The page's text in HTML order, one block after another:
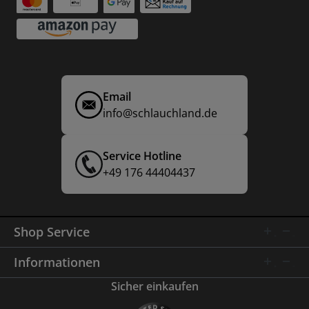
Email
info@schlauchland.de
Service Hotline
+49 176 44404437
Shop Service
Informationen
Sicher einkaufen